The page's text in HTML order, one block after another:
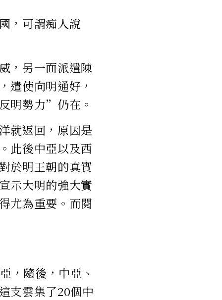
，可謂痴人說
，另一面派遣陳
遣使向明通好，
明勢力”仍在。
就返回，原因是
此後中亞以及西
於明王朝的真實
示大明的強大實
尤為重要。而閱
，隨後，中亞、
支雲集了20個中